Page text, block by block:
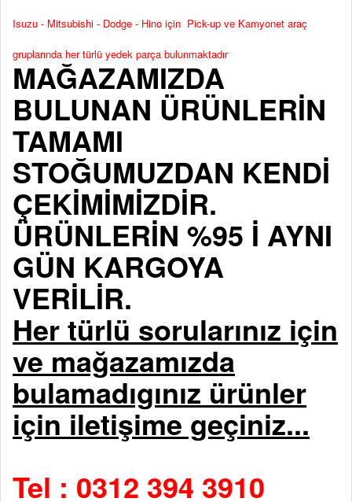
Isuzu - Mitsubishi - Dodge - Hino için Pick-up ve Kamyonet araç
gruplarında her türlü yedek parça bulunmaktadır
MAĞAZAMIZDA
BULUNAN ÜRÜNLERİN
TAMAMI
STOĞUMUZDAN KENDİ
ÇEKİMİMİZDİR.
ÜRÜNLERİN %95 İ AYNI
GÜN KARGOYA
VERİLİR.
Her türlü sorularınız için
ve mağazamızda
bulamadıgınız ürünler
için iletişime geçiniz...
Tel : 0312 394 3910